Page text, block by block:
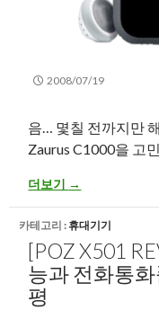
2008/07/19
음… 몇칠 전까지만
Zaurus C1000을 고
행복한 고민2 !????
더보기 →
카테고리 : 휴대기기
[POZ X501
능과 전화통
평